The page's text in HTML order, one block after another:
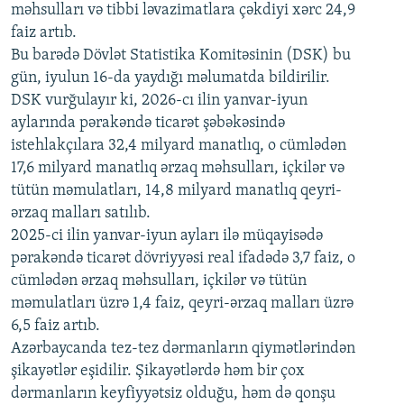
Auto 240p 360p 480p
720p 1080p
480p
720p
1080p
məhsulları və tibbi ləvazimatlara çəkdiyi xərc 24,9
faiz artıb.
Bu barədə Dövlət Statistika Komitəsinin (DSK) bu
gün, iyulun 16-da yaydığı məlumatda bildirilir.
DSK vurğulayır ki, 2026-cı ilin yanvar-iyun
aylarında pərakəndə ticarət şəbəkəsində
istehlakçılara 32,4 milyard manatlıq, o cümlədən
17,6 milyard manatlıq ərzaq məhsulları, içkilər və
tütün məmulatları, 14,8 milyard manatlıq qeyri-
ərzaq malları satılıb.
2025-ci ilin yanvar-iyun ayları ilə müqayisədə
pərakəndə ticarət dövriyyəsi real ifadədə 3,7 faiz, o
cümlədən ərzaq məhsulları, içkilər və tütün
məmulatları üzrə 1,4 faiz, qeyri-ərzaq malları üzrə
6,5 faiz artıb.
Azərbaycanda tez-tez dərmanların qiymətlərindən
şikayətlər eşidilir. Şikayətlərdə həm bir çox
dərmanların keyfiyyətsiz olduğu, həm də qonşu